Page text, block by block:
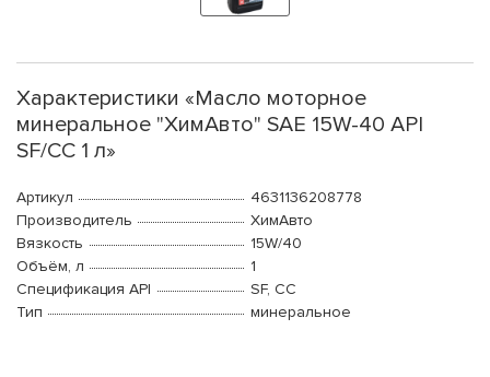
Характеристики «Масло моторное
минеральное "ХимАвто" SAE 15W-40 API
SF/CC 1 л»
Артикул
4631136208778
Производитель
ХимАвто
Вязкость
15W/40
Объём, л
1
Спецификация API
SF, CC
Тип
минеральное